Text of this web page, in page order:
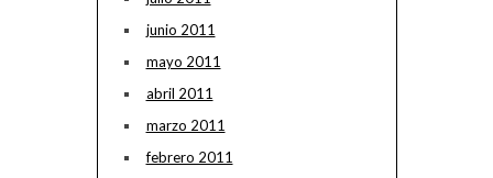
junio 2011
mayo 2011
abril 2011
marzo 2011
febrero 2011